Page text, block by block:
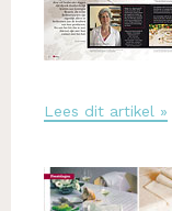
Lees dit artikel »